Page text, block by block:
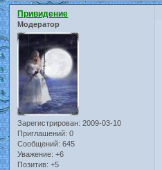
Привидение
Модератор
Зарегистрирован: 2009-03-10
Приглашений: 0
Сообщений: 645
Уважение: +6
Позитив: +5